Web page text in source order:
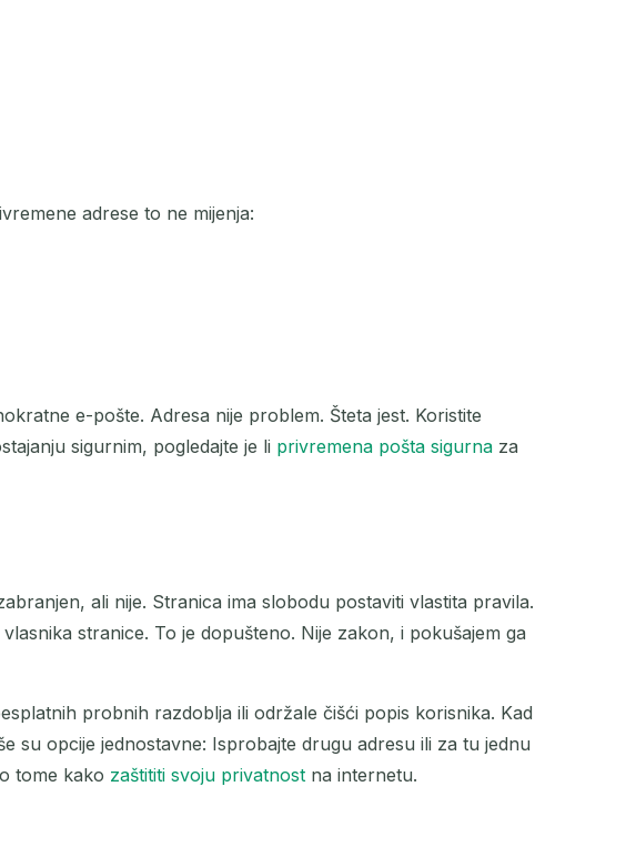
adrese to ne mijenja:
e-pošte. Adresa nije problem. Šteta jest. Koristite
sigurnim, pogledajte je li privremena pošta sigurna za
ali nije. Stranica ima slobodu postaviti vlastita pravila.
stranice. To je dopušteno. Nije zakon, i pokušajem ga
probnih razdoblja ili održale čišći popis korisnika. Kad
su opcije jednostavne: Isprobajte drugu adresu ili za tu jednu
tome kako zaštititi svoju privatnost na internetu.